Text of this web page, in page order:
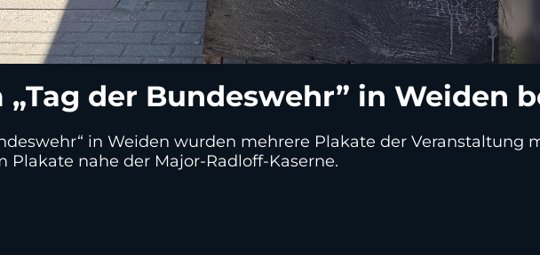
„Tag der Bundeswehr” in Weiden
in Weiden wurden mehrere Plakate der Veranstaltung
Plakate nahe der Major-Radloff-Kaserne.